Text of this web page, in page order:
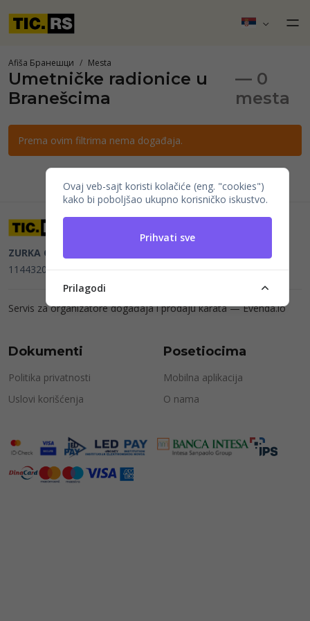
Afiša Бранешци Mesta
Umetničke radionice u
Branešcima
— 0
mesta
Prema ovim filtrima nema događaja.
ZURKA CE BITI DOO
114432064, MB 22023195,mail@tic.rs, +381 63 173 3142
Servis za organizatore događaja i prodaju karata —Evenda.io
Dokumenti
Politika privatnosti
Uslovi korišćenja
Posetiocima
Mobilna aplikacija
O nama
Ovaj veb-sajt koristi kolačiće (eng. "cookies")
kako bi poboljšao ukupno korisničko iskustvo.
Prihvati sve
Prilagodi